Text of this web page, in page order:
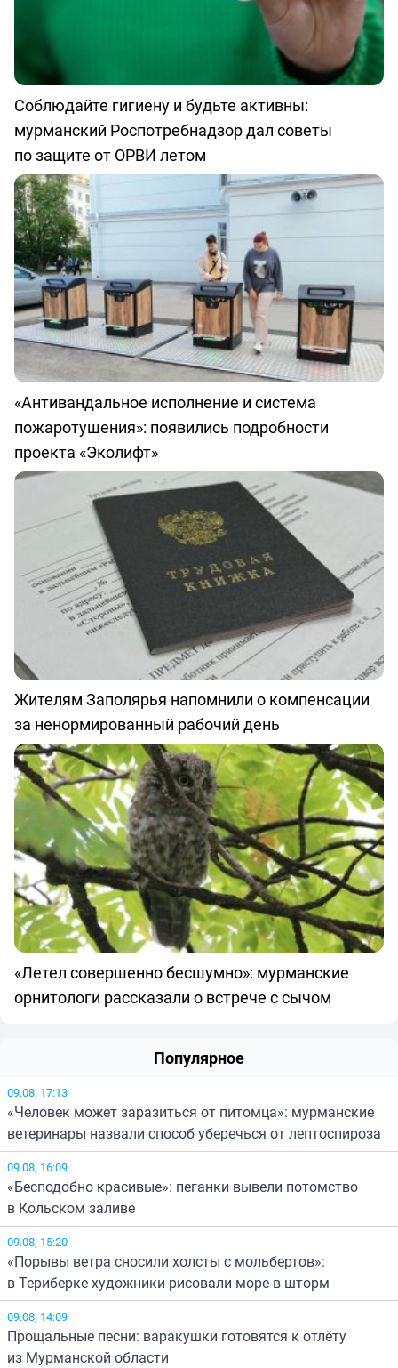
Соблюдайте гигиену и будьте активны:
мурманский Роспотребнадзор дал советы
по защите от ОРВИ летом
«Антивандальное исполнение и система
пожаротушения»: появились подробности
проекта «Эколифт»
Жителям Заполярья напомнили о компенсации
за ненормированный рабочий день
«Летел совершенно бесшумно»: мурманские
орнитологи рассказали о встрече с сычом
Популярное
09.08, 17:13
«Человек может заразиться от питомца»: мурманские
ветеринары назвали способ уберечься от лептоспироза
09.08, 16:09
«Бесподобно красивые»: пеганки вывели потомство
в Кольском заливе
09.08, 15:20
«Порывы ветра сносили холсты с мольбертов»:
в Териберке художники рисовали море в шторм
09.08, 14:09
Прощальные песни: варакушки готовятся к отлёту
из Мурманской области